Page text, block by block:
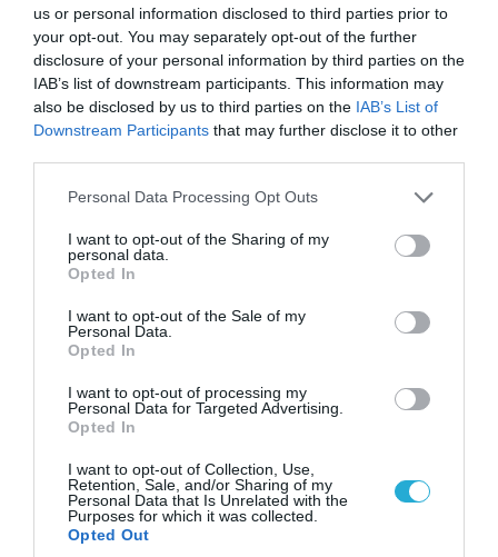
us or personal information disclosed to third parties prior to
your opt-out. You may separately opt-out of the further
disclosure of your personal information by third parties on the
IAB’s list of downstream participants. This information may
also be disclosed by us to third parties on the IAB’s List of
Downstream Participants that may further disclose it to other
Please note that this website/app uses one or more Google
not limited to your visit or usage behaviour. You may click to
grant or deny consent to Google and its third-party tags to
use your data for below specified purposes in below Google
consent section.
Personal Data Processing Opt Outs
I want to opt-out of the Sharing of my
personal data.
Opted In
I want to opt-out of the Sale of my
Personal Data.
Opted In
I want to opt-out of processing my
Personal Data for Targeted Advertising.
Opted In
I want to opt-out of Collection, Use,
Retention, Sale, and/or Sharing of my
Personal Data that Is Unrelated with the
Purposes for which it was collected.
Opted Out
Στο Βελιγράδι ο Β.Ζελένσκι: «Πρέπει να
αποσπάσουμε τους Σέρβους από το